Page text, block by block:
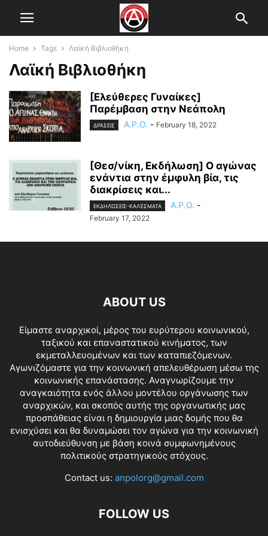
Home Tags Λαϊκή Βιβλιοθήκη
Λαϊκή Βιβλιοθήκη
[Ελεύθερες Γυναίκες]
Παρέμβαση στην Νεάπολη
ΔΡΆΣΕΙΣ A.P.O. - February 18, 2022
[Θεσ/νίκη, Εκδήλωση] Ο αγώνας
ενάντια στην έμφυλη βία, τις
διακρίσεις και...
ΕΚΔΗΛΏΣΕΙΣ-ΚΑΛΈΣΜΑΤΑ A.P.O. -
February 17, 2022
ABOUT US
Είμαστε αναρχικοί, μέρος του ευρύτερου κοινωνικού,
ταξικού και επαναστατικού κινήματος, των
εκμεταλλευομένων και των καταπιεζόμενων.
Αγωνιζόμαστε για την κοινωνική απελευθέρωση μέσω της
κοινωνικής επανάστασης. Αναγνωρίζουμε την
αναγκαιότητα ενός άλλου μοντέλου οργάνωσης των
αναρχικών, και σκοπός αυτής της οργανωτικής μας
προσπάθειας είναι η δημιουργία μιας δομής που θα
ενισχύσει και θα δυναμώσει τον αγώνα για την κοινωνική
αυτοδιεύθυνση με βάση κοινά συμφωνημένους
πολιτικούς στρατηγικούς στόχους.
Contact us: anpolorg@gmail.com
FOLLOW US